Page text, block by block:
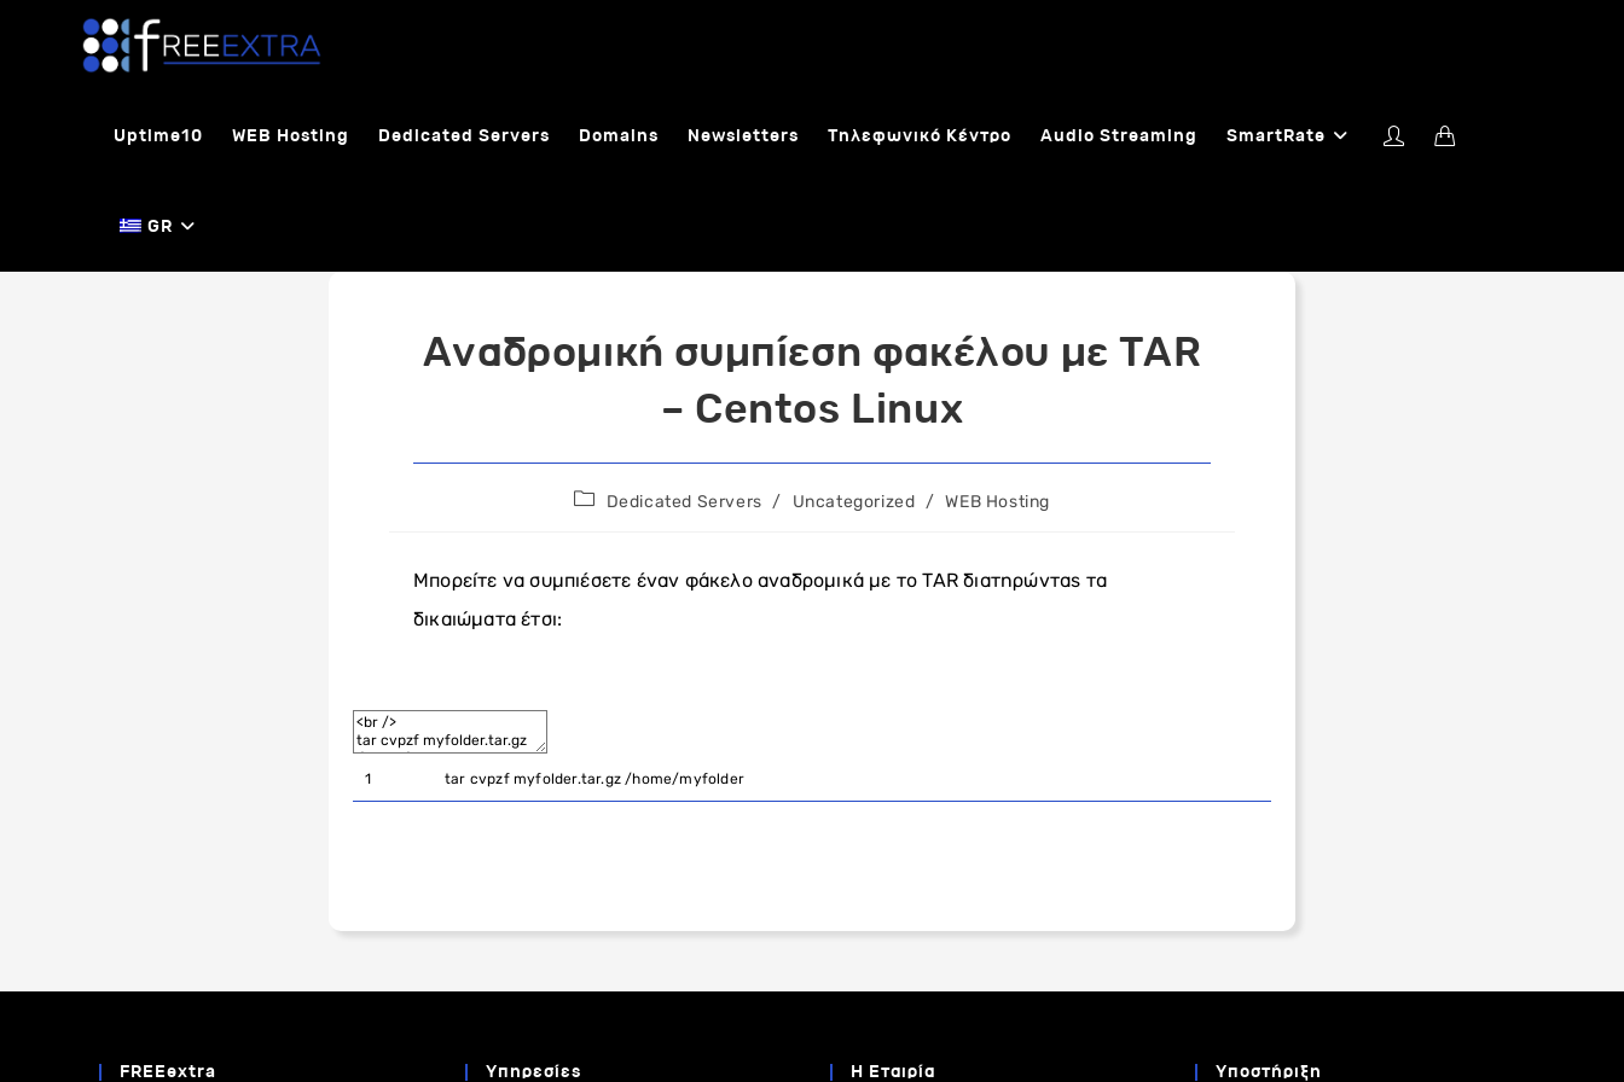
Uptime10 WEB Hosting Dedicated Servers Domains Newsletters Τηλεφωνικό Κέντρο Audio Streaming SmartRate
GR
Αναδρομική συμπίεση φακέλου με TAR
– Centos Linux
PostDedicated Servers / Uncategorized / WEB Hosting
Μπορείτε να συμπιέσετε έναν φάκελο αναδρομικά με το TAR διατηρώντας τα
δικαιώματα έτσι:
1 tar cvpzfmyfolder.tar.gz /home/myfolder
FREEextra Υπηρεσίες Η Εταιρία Υποστήριξη